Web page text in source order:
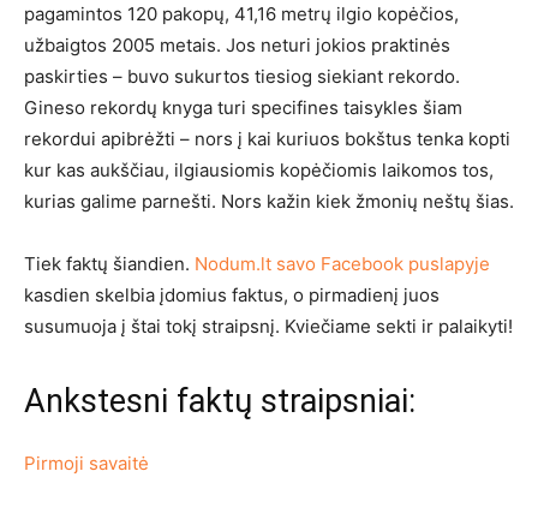
pagamintos 120 pakopų, 41,16 metrų ilgio kopėčios,
užbaigtos 2005 metais. Jos neturi jokios praktinės
paskirties – buvo sukurtos tiesiog siekiant rekordo.
Gineso rekordų knyga turi specifines taisykles šiam
rekordui apibrėžti – nors į kai kuriuos bokštus tenka kopti
kur kas aukščiau, ilgiausiomis kopėčiomis laikomos tos,
kurias galime parnešti. Nors kažin kiek žmonių neštų šias.
Tiek faktų šiandien. Nodum.lt savo Facebook puslapyje
kasdien skelbia įdomius faktus, o pirmadienį juos
susumuoja į štai tokį straipsnį. Kviečiame sekti ir palaikyti!
Ankstesni faktų straipsniai:
Pirmoji savaitė